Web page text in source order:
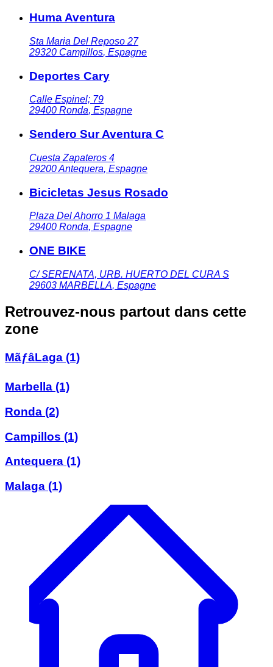
Huma Aventura
Sta Maria Del Reposo 27
29320 Campillos, Espagne
Deportes Cary
Calle Espinel; 79
29400 Ronda, Espagne
Sendero Sur Aventura C
Cuesta Zapateros 4
29200Antequera, Espagne
Bicicletas Jesus Rosado
Plaza Del Ahorro 1 Malaga
29400 Ronda, Espagne
ONE BIKE
C/ SERENATA, URB. HUERTO DEL CURA S
29603 MARBELLA, Espagne
Retrouvez-nous partout dans cette
zone
MãƒâLaga (1)
Marbella (1)
Ronda (2)
Campillos (1)
Antequera (1)
Malaga (1)